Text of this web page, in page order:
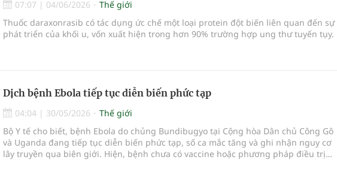
07:07 | 04/06/2026
Thế giới
Thuốc daraxonrasib có tác dụng ức chế một loại protein đột biến liên quan đến sự
phát triển của khối u, vốn xuất hiện trong hơn 90% trường hợp ung thư tuyến tụy.
Dịch bệnh Ebola tiếp tục diễn biến phức tạp
04:04 | 30/05/2026
Thế giới
Bộ Y tế cho biết, bệnh Ebola do chủng Bundibugyo tại Cộng hòa Dân chủ Công Gô
và Uganda đang tiếp tục diễn biến phức tạp, số ca mắc tăng và ghi nhận nguy cơ
lây truyền qua biên giới. Hiện, bệnh chưa có vaccine hoặc phương pháp điều trị